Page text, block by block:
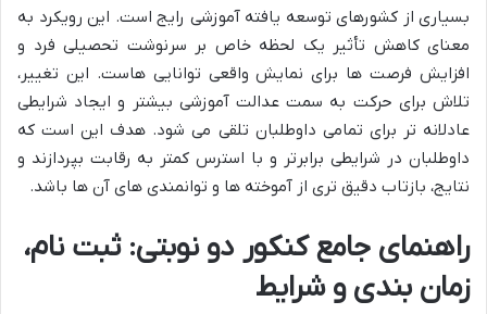
بسیاری از کشورهای توسعه یافته آموزشی رایج است. این رویکرد به
معنای کاهش تأثیر یک لحظه خاص بر سرنوشت تحصیلی فرد و
افزایش فرصت ها برای نمایش واقعی توانایی هاست. این تغییر،
تلاش برای حرکت به سمت عدالت آموزشی بیشتر و ایجاد شرایطی
عادلانه تر برای تمامی داوطلبان تلقی می شود. هدف این است که
داوطلبان در شرایطی برابرتر و با استرس کمتر به رقابت بپردازند و
نتایج، بازتاب دقیق تری از آموخته ها و توانمندی های آن ها باشد.
راهنمای جامع کنکور دو نوبتی: ثبت نام،
زمان بندی و شرایط